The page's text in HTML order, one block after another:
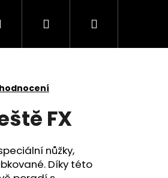
boxy a dárkové sady
Hledat PřihlášeníNákupní
FX
nůžky,
Díky této